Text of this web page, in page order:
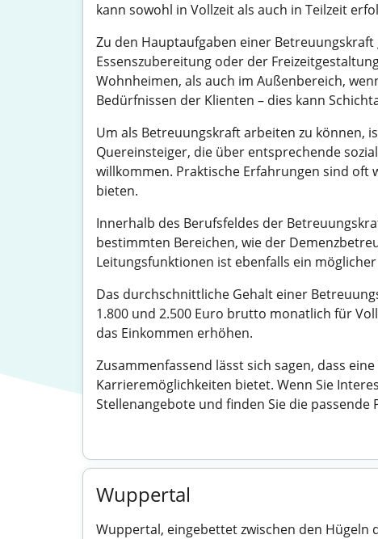
kann sowohl in Vollzeit als auch in Teilzeit
Zu den Hauptaufgaben einer
Essenszubereitung oder der
Wohnheimen, als auch im Außenbereich,
Bedürfnissen der Klienten – dies kann
Um als Betreuungskraft arbeiten zu können,
Quereinsteiger, die über entsprechende
willkommen. Praktische Erfahrungen sind oft
bieten.
Innerhalb des Berufsfeldes der
bestimmten Bereichen, wie der
Leitungsfunktionen ist ebenfalls ein
Das durchschnittliche Gehalt einer
1.800 und 2.500 Euro brutto monatlich für
das Einkommen erhöhen.
Zusammenfassend lässt sich sagen, dass
Karrieremöglichkeiten bietet. Wenn Sie
Stellenangebote und finden Sie die passende
Wuppertal
Wuppertal, eingebettet zwischen den Hügeln